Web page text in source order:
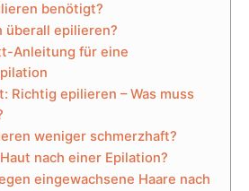
benötigt?
überall epilieren?
Anleitung für eine
Richtig epilieren – Was muss
weniger schmerzhaft?
nach einer Epilation?
eingewachsene Haare nach